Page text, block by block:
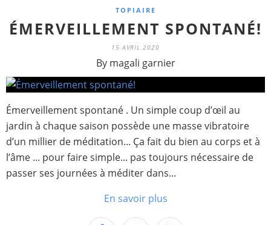
TOPIAIRE
ÉMERVEILLEMENT SPONTANÉ!
15 AVRIL 2020
By magali garnier
Émerveillement spontané . Un simple coup d’œil au
jardin à chaque saison possède une masse vibratoire
d’un millier de méditation... Ça fait du bien au corps et à
l’âme ... pour faire simple... pas toujours nécessaire de
passer ses journées à méditer dans...
En savoir plus